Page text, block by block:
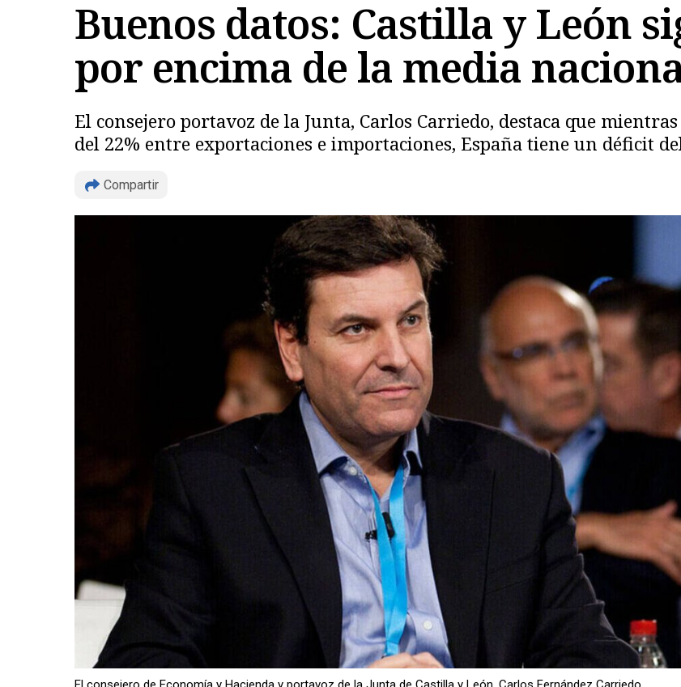
Buenos datos: Castilla y León
por encima de la media
El consejero portavoz de la Junta, Carlos Carriedo, destaca que
del 22% entre exportaciones e importaciones, España tiene un déficit
Compartir
Copiar